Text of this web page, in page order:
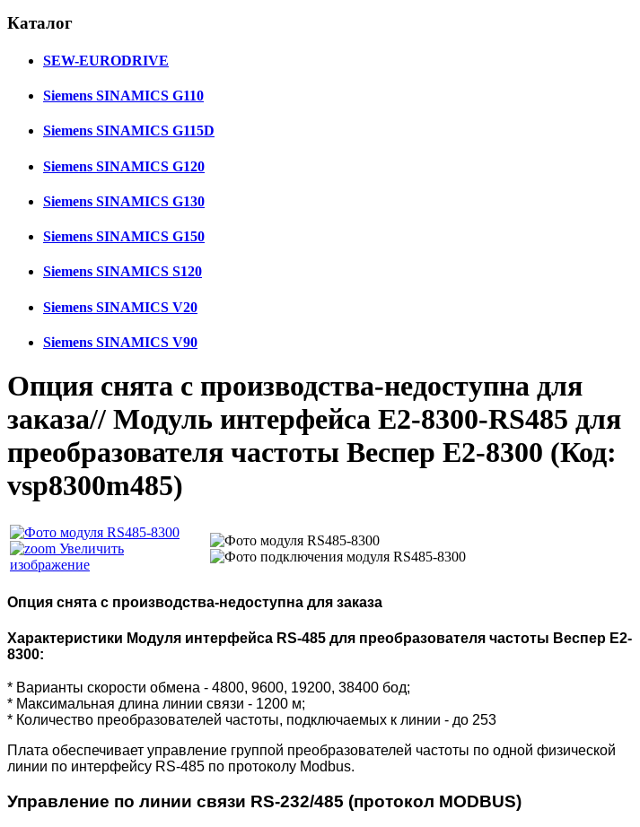
Каталог
SEW-EURODRIVE
Siemens SINAMICS G110
Siemens SINAMICS G115D
Siemens SINAMICS G120
Siemens SINAMICS G130
Siemens SINAMICS G150
Siemens SINAMICS S120
Siemens SINAMICS V20
Siemens SINAMICS V90
Опция снята с производства-недоступна для
заказа// Модуль интерфейса E2-8300-RS485 для
преобразователя частоты Веспер Е2-8300 (Код:
vsp8300m485)
Увеличить
изображение
Опция снята с производства-недоступна для заказа
Характеристики Модуля интерфейса RS-485 для преобразователя частоты Веспер E2-
8300:
* Варианты скорости обмена - 4800, 9600, 19200, 38400 бод;
* Максимальная длина линии связи - 1200 м;
* Количество преобразователей частоты, подключаемых к линии - до 253
Плата обеспечивает управление группой преобразователей частоты по одной физической
линии по интерфейсу RS-485 по протоколу Modbus.
Управление по линии связи RS-232/485 (протокол MODBUS)